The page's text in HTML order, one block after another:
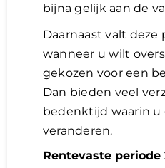
bijna gelijk aan de
Daarnaast valt deze
wanneer u wilt
gekozen voor een
Dan bieden veel
bedenktijd waarin u
veranderen.
Rentevaste